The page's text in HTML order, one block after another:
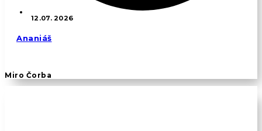
12.07. 2026
Ananiáš
Miro Čorba